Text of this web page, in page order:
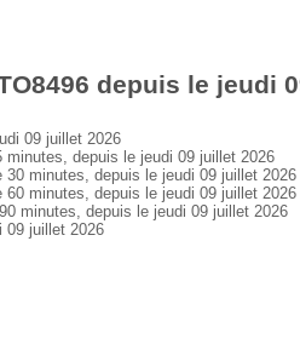
depuis le jeudi
09 juillet 2026
depuis le jeudi 09 juillet 2026
minutes, depuis le jeudi 09 juillet 2026
minutes, depuis le jeudi 09 juillet 2026
minutes, depuis le jeudi 09 juillet 2026
09 juillet 2026